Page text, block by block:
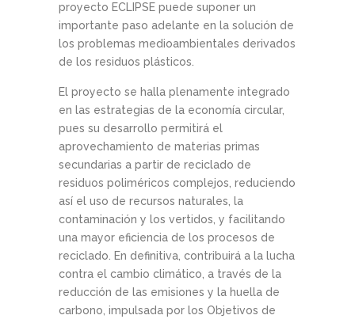
proyecto ECLIPSE puede suponer un
importante paso adelante en la solución de
los problemas medioambientales derivados
de los residuos plásticos.
El proyecto se halla plenamente integrado
en las estrategias de la economía circular,
pues su desarrollo permitirá el
aprovechamiento de materias primas
secundarias a partir de reciclado de
residuos poliméricos complejos, reduciendo
así el uso de recursos naturales, la
contaminación y los vertidos, y facilitando
una mayor eficiencia de los procesos de
reciclado. En definitiva, contribuirá a la lucha
contra el cambio climático, a través de la
reducción de las emisiones y la huella de
carbono, impulsada por los Objetivos de